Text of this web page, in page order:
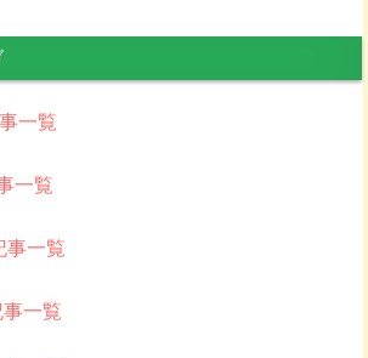
一覧
一覧
事一覧
一覧